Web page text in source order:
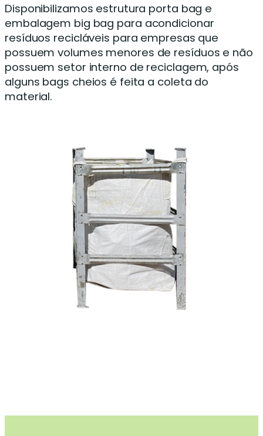
Disponibilizamos estrutura porta bag e
embalagem big bag para acondicionar
resíduos recicláveis para empresas que
possuem volumes menores de resíduos e não
possuem setor interno de reciclagem, após
alguns bags cheios é feita a coleta do
material.